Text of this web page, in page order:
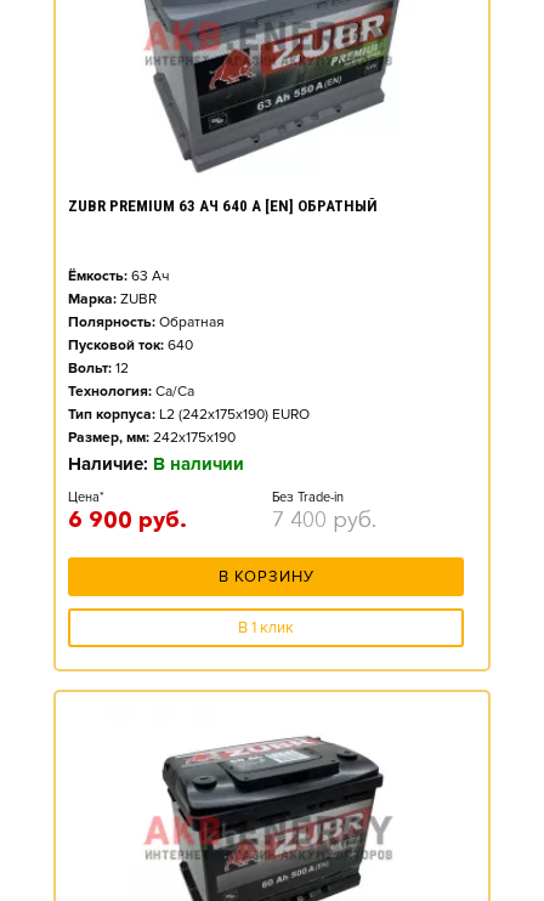
ZUBR PREMIUM 63 АЧ 640 А [EN] ОБРАТНЫЙ
Ёмкость: 63 Ач
Марка: ZUBR
Полярность: Обратная
Пусковой ток: 640
Вольт: 12
Технология: Ca/Ca
Тип корпуса: L2 (242x175x190) EURO
Размер, мм: 242x175x190
Наличие: В наличии
Цена*
6 900 руб.
Без Trade-in
7 400 руб.
В КОРЗИНУ
В 1 клик